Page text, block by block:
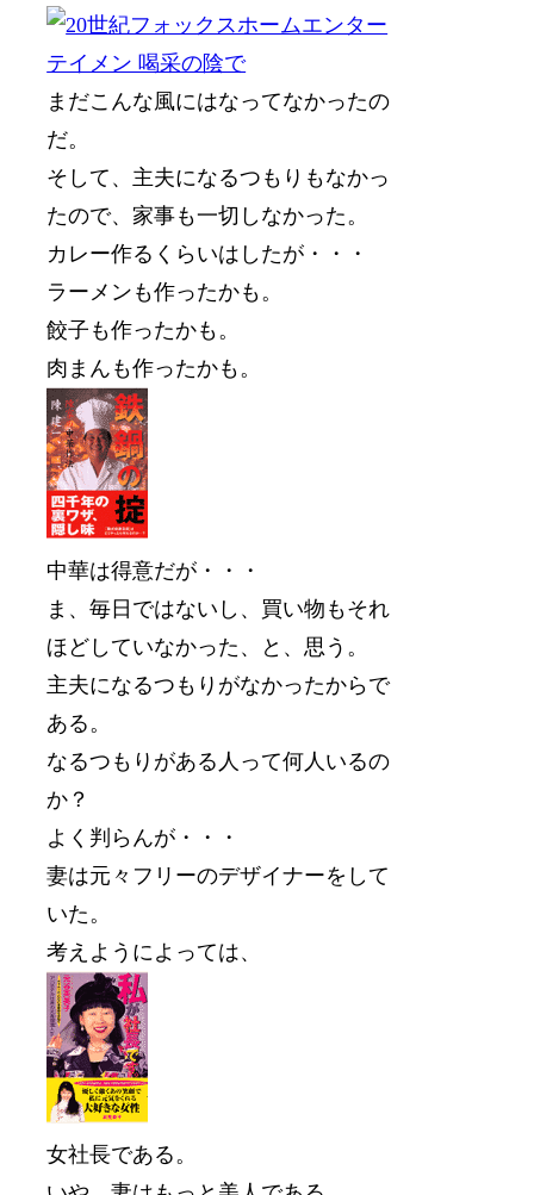
まだこんな風にはなってなかったの
だ。
そして、主夫になるつもりもなかっ
たので、家事も一切しなかった。
カレー作るくらいはしたが・・・
ラーメンも作ったかも。
餃子も作ったかも。
肉まんも作ったかも。
中華は得意だが・・・
ま、毎日ではないし、買い物もそれ
ほどしていなかった、と、思う。
主夫になるつもりがなかったからで
ある。
なるつもりがある人って何人いるの
か？
よく判らんが・・・
妻は元々フリーのデザイナーをして
いた。
考えようによっては、
女社長である。